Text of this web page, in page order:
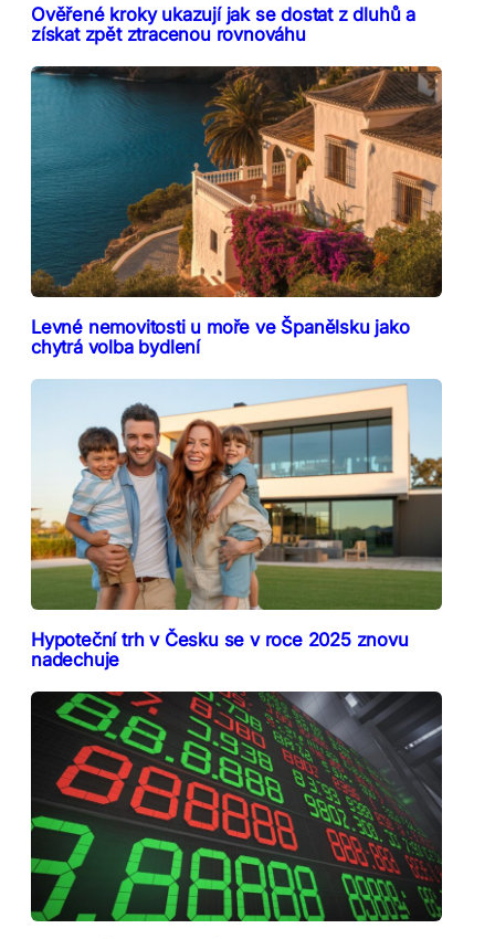
Ověřené kroky ukazují jak se dostat z dluhů a
získat zpět ztracenou rovnováhu
Levné nemovitosti u moře ve Španělsku jako
chytrá volba bydlení
Hypoteční trh v Česku se v roce 2025 znovu
nadechuje